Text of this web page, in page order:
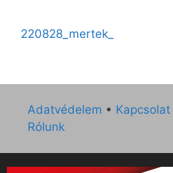
220828_mertek_
Adatvédelem • Kapcsolat
Rólunk